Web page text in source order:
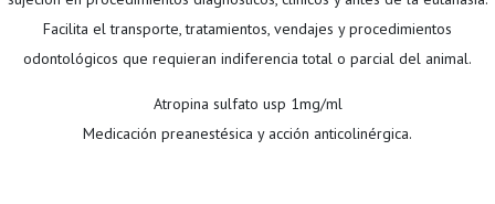
Facilita el transporte, tratamientos, vendajes y procedimientos
odontológicos que requieran indiferencia total o parcial del animal.
Atropina sulfato usp 1mg/ml
Medicación preanestésica y acción anticolinérgica.